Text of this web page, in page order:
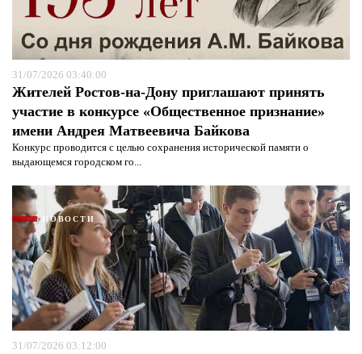
31/07/2026 03:40:00
Жителей Ростов-на-Дону приглашают принять
участие в конкурсе «Общественное признание»
имени Андрея Матвеевича Байкова
Конкурс проводится с целью сохранения исторической памяти о
выдающемся городском го...
НОВОСТИ
31/07/2026 03:12:00
Я согласен сполитикой конфиденциальности и
защиты информации*
Я согласен сполитикой конфиденциальности и
защиты информации*